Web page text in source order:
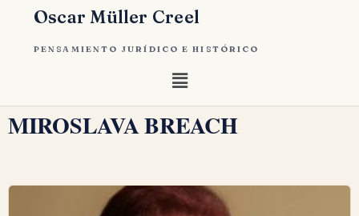
Oscar Müller Creel
PENSAMIENTO JURÍDICO E HISTÓRICO
MIROSLAVA BREACH